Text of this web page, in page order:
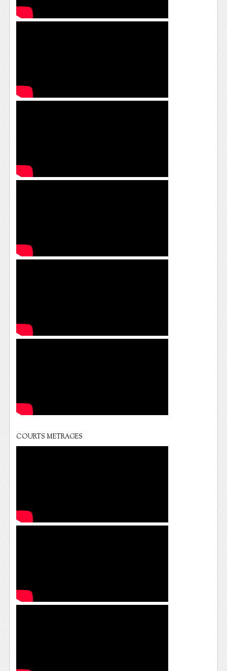
COURTS METRAGES